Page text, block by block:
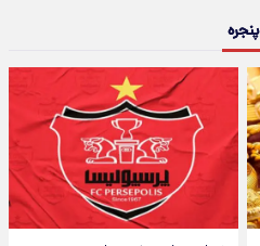
پنجره